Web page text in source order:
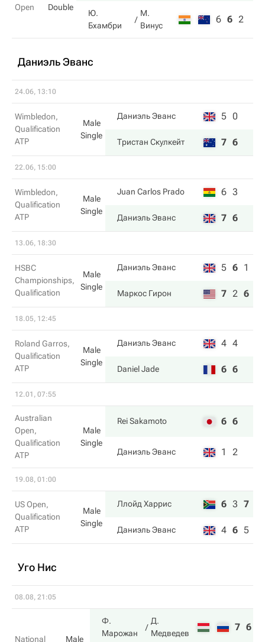
Open
Double
Ю.
Бхамбри
М.
Винус
6 6 2
Даниэль Эванс
24.06, 13:10
Wimbledon,
Qualification
ATP
Male
Single
Даниэль Эванс 5 0
Тристан Скулкейт 7 6
22.06, 15:00
Wimbledon,
Qualification
ATP
Male
Single
Juan Carlos Prado 6 3
Даниэль Эванс 7 6
13.06, 18:30
HSBC
Championships,
Qualification
Male
Single
Даниэль Эванс 5 6 1
Маркос Гирон 7 2 6
18.05, 12:45
Roland Garros,
Qualification
ATP
Male
Single
Даниэль Эванс 4 4
Daniel Jade 6 6
12.01, 07:55
Australian
Open,
Qualification
ATP
Male
Single
Rei Sakamoto 6 6
Даниэль Эванс 1 2
19.08, 01:00
US Open,
Qualification
ATP
Male
Single
Ллойд Харрис 6 3 7
Даниэль Эванс 4 6 5
Уго Нис
08.08, 21:05
National Male
Ф.
Марожан
Д.
Медведев
7 6